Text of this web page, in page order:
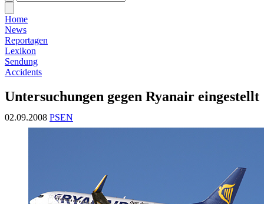
Home
News
Reportagen
Lexikon
Sendung
Accidents
Untersuchungen gegen Ryanair eingestellt
02.09.2008 PSEN